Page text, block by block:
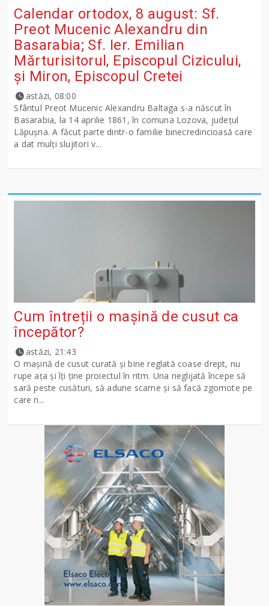
Calendar ortodox, 8 august: Sf.
Preot Mucenic Alexandru din
Basarabia; Sf. Ier. Emilian
Mărturisitorul, Episcopul Cizicului,
şi Miron, Episcopul Cretei
astăzi, 08:00
Sfântul Preot Mucenic Alexandru Baltaga s-a născut în
Basarabia, la 14 aprilie 1861, în comuna Lozova, județul
Lăpușna. A făcut parte dintr-o familie binecredincioasă care
a dat mulți slujitori v...
Cum întreții o mașină de cusut ca
începător?
astăzi, 21:43
O mașină de cusut curată și bine reglată coase drept, nu
rupe ața și îți ține proiectul în ritm. Una neglijată începe să
sară peste cusături, să adune scame și să facă zgomote pe
care n...